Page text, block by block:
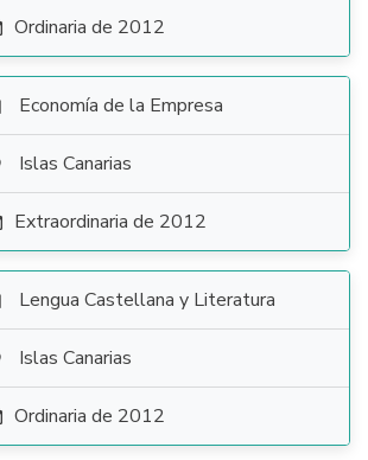
Ordinaria de 2012
Economía de la Empresa
Islas Canarias
Extraordinaria de 2012
Lengua Castellana y Literatura
Islas Canarias
Ordinaria de 2012